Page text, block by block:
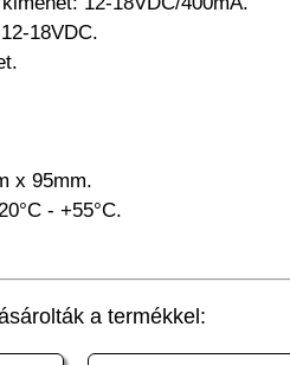
18VDC.
x 95mm.
- +55°C.
a termékkel: